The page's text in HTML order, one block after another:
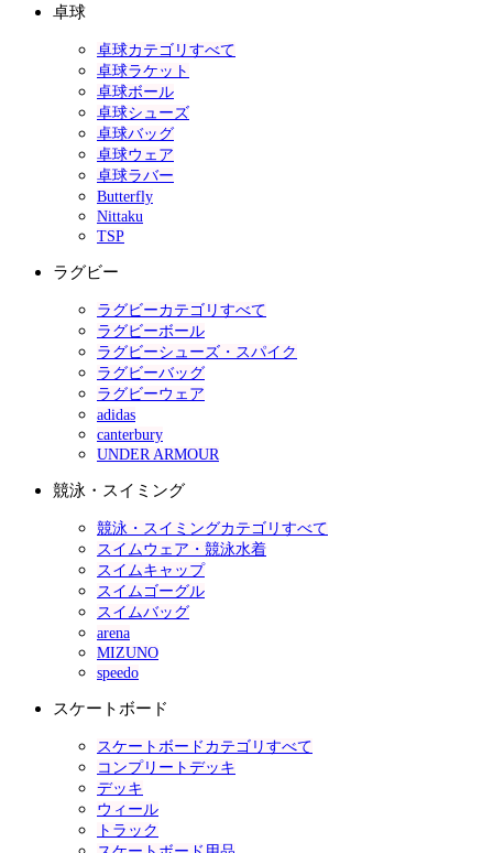
卓球
卓球カテゴリすべて
卓球ラケット
卓球ボール
卓球シューズ
卓球バッグ
卓球ウェア
卓球ラバー
Butterfly
Nittaku
TSP
ラグビー
ラグビーカテゴリすべて
ラグビーボール
ラグビーシューズ・スパイク
ラグビーバッグ
ラグビーウェア
adidas
canterbury
UNDER ARMOUR
競泳・スイミング
競泳・スイミングカテゴリすべて
スイムウェア・競泳水着
スイムキャップ
スイムゴーグル
スイムバッグ
arena
MIZUNO
speedo
スケートボード
スケートボードカテゴリすべて
コンプリートデッキ
デッキ
ウィール
トラック